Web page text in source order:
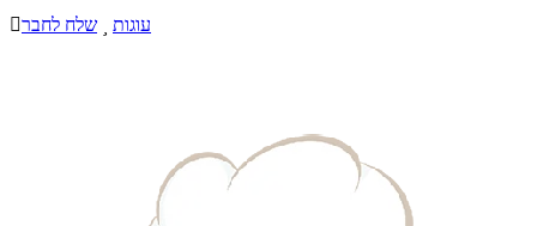
שלח לחבר עוגות